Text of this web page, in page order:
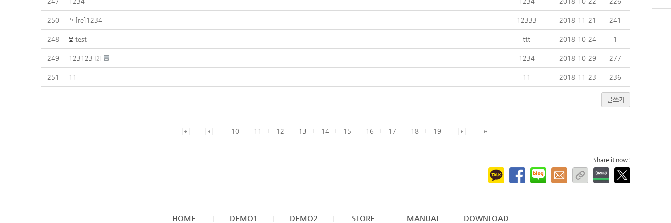
250 [re]1234 12333 2018-11-21 241
248 test ttt 2018-10-24 1
249 123123 [2] 1234 2018-10-29 277
251 11 11 2018-11-23 236
글쓰기
10 11 12 13 14 15 16 17 18 19
Share it now!
HOME DEMO1 DEMO2 STORE MANUAL DOWNLOAD